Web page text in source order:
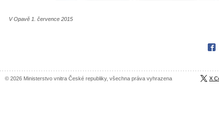
V Opavě 1. července 2015
© 2026 Ministerstvo vnitra České republiky, všechna práva vyhrazena X